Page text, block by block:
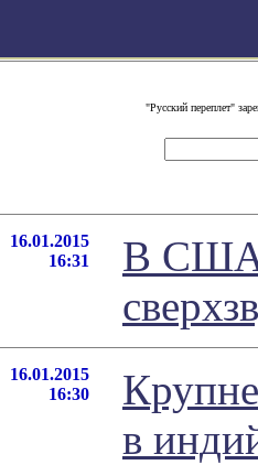
"Русский переплет"
16.01.2015
16:31
В США
16.01.2015
16:30
в